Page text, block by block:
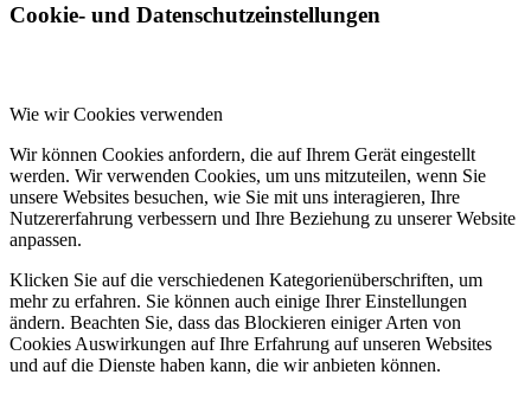
Cookie- und Datenschutzeinstellungen
Wie wir Cookies verwenden
Wir können Cookies anfordern, die auf Ihrem Gerät eingestellt
werden. Wir verwenden Cookies, um uns mitzuteilen, wenn Sie
unsere Websites besuchen, wie Sie mit uns interagieren, Ihre
Nutzererfahrung verbessern und Ihre Beziehung zu unserer Website
anpassen.
Klicken Sie auf die verschiedenen Kategorienüberschriften, um
mehr zu erfahren. Sie können auch einige Ihrer Einstellungen
ändern. Beachten Sie, dass das Blockieren einiger Arten von
Cookies Auswirkungen auf Ihre Erfahrung auf unseren Websites
und auf die Dienste haben kann, die wir anbieten können.